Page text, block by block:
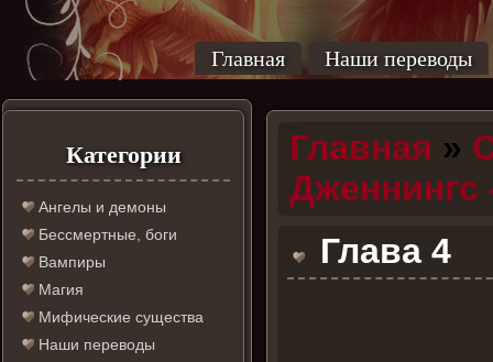
Главная Наши переводы
Категории
Ангелы и демоны
Бессмертные, боги
Вампиры
Магия
Мифические существа
Наши переводы
Главная »
Глава 4